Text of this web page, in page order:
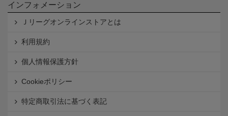
インフォメーション
Ｊリーグオンラインストアとは
利用規約
個人情報保護方針
Cookieポリシー
特定商取引法に基づく表記